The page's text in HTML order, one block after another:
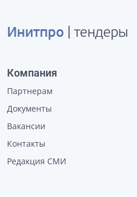
Инитпро | тендеры
Компания
Партнерам
Документы
Вакансии
Контакты
Редакция СМИ